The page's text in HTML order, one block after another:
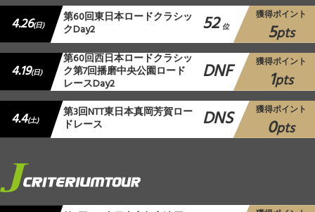
4.26(日) 第60回東日本ロードクラシッ
クDay2 52 位
獲得ポイント
5pts
4.19(日)
第60回西日本ロードクラシッ
ク第7回播磨中央公園ロード
レースDay2 DNF 獲得ポイント
1pts
4.4(土) 第3回NTT東日本真岡芳賀ロー
ドレース DNS 獲得ポイント
0pts